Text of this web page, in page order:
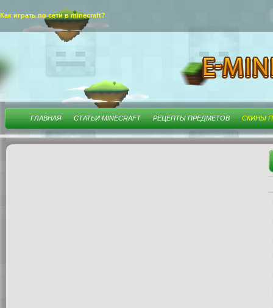
Как играть по сети в minecraft?
ГЛАВНАЯ СТАТЬИ MINECRAFT РЕЦЕПТЫ ПРЕДМЕТОВ СКИНЫ